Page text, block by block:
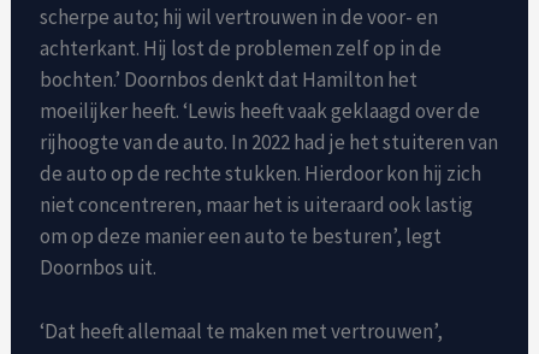
scherpe auto; hij wil vertrouwen in de voor- en
achterkant. Hij lost de problemen zelf op in de
bochten.’ Doornbos denkt dat Hamilton het
moeilijker heeft. ‘Lewis heeft vaak geklaagd over de
rijhoogte van de auto. In 2022 had je het stuiteren van
de auto op de rechte stukken. Hierdoor kon hij zich
niet concentreren, maar het is uiteraard ook lastig
om op deze manier een auto te besturen’, legt
Doornbos uit.
‘Dat heeft allemaal te maken met vertrouwen’,